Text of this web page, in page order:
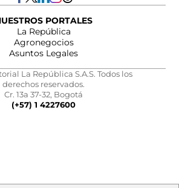
PORTALES
La República
Agronegocios
Asuntos Legales
La República S.A.S. Todos los
derechos reservados.
Cr. 13a 37-32, Bogotá
(+57) 1 4227600